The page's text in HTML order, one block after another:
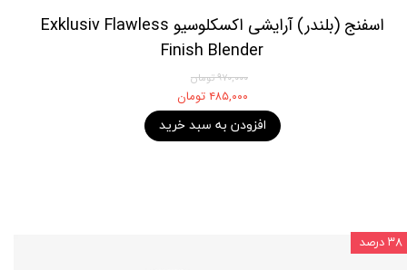
اسفنج (بلندر) آرایشی اکسکلوسیو Exklusiv Flawless
Finish Blender
۹۷۰,۰۰۰ تومان
۴۸۵,۰۰۰ تومان
افزودن به سبد خرید
۳۸ درصد